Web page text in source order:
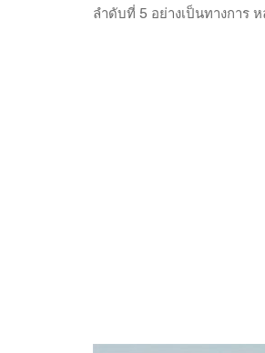
ลำดับที่ 5 อย่างเป็นทางการ